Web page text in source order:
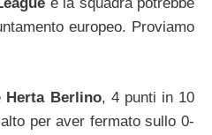
e la squadra potrebbe
europeo. Proviamo
Herta Berlino, 4 punti in 10
per aver fermato sullo 0-